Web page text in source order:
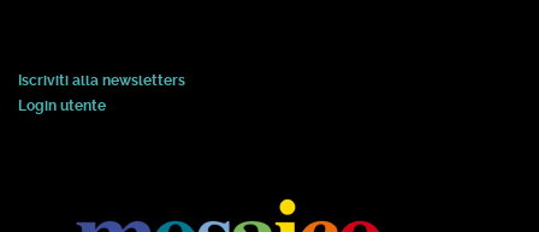
Iscriviti alla newsletters
Login utente